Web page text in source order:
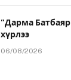
“Дарма
хүрлээ
06/08/2026